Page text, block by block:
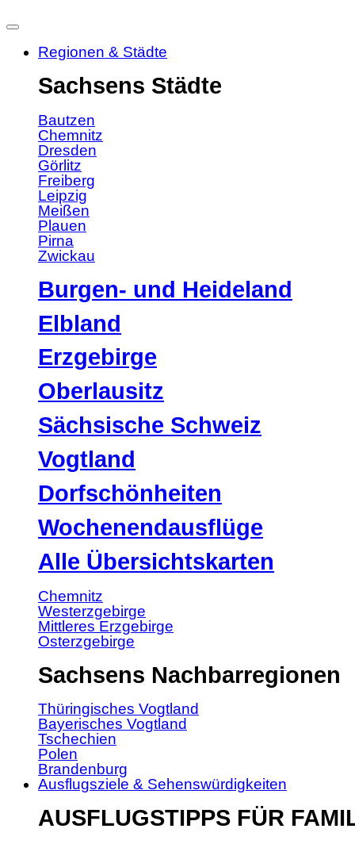
Regionen & Städte
Sachsens Städte
Bautzen
Chemnitz
Dresden
Görlitz
Freiberg
Leipzig
Meißen
Plauen
Pirna
Zwickau
Burgen- und Heideland
Elbland
Erzgebirge
Oberlausitz
Sächsische Schweiz
Vogtland
Dorfschönheiten
Wochenendausflüge
Alle Übersichtskarten
Chemnitz
Westerzgebirge
Mittleres Erzgebirge
Osterzgebirge
Sachsens Nachbarregionen
Thüringisches Vogtland
Bayerisches Vogtland
Tschechien
Polen
Brandenburg
Ausflugsziele & Sehenswürdigkeiten
AUSFLUGSTIPPS FÜR